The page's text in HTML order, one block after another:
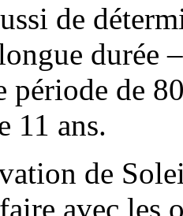
de
durée
période de
11 ans.
de
avec les